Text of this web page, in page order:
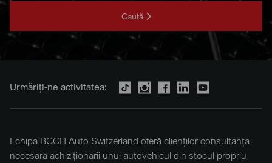
Caută
Urmăriți-ne activitatea:
Echipa BCCH Auto Switzerland oferă clienților consultanța
necesară achiziționării unui autovehicul din stocul propriu